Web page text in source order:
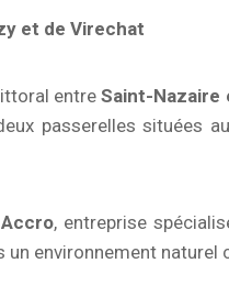
et de Virechat
entreSaint-Nazaire
passerelles situées
, entreprise
environnement naturel